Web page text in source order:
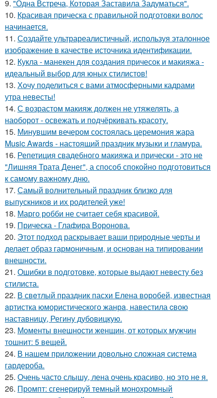
9. "Одна Встреча, Которая Заставила Задуматься".
10. Красивая прическа с правильной подготовки волос
начинается.
11. Создайте ультрареалистичный, используя эталонное
изображение в качестве источника идентификации.
12. Кукла - манекен для создания причесок и макияжа -
идеальный выбор для юных стилистов!
13. Хочу поделиться с вами атмосферными кадрами
утра невесты!
14. С возрастом макияж должен не утяжелять, а
наоборот - освежать и подчёркивать красоту.
15. Минувшим вечером состоялась церемония жара
Music Awards - настоящий праздник музыки и гламура.
16. Репетиция свадебного макияжа и прически - это не
"Лишняя Трата Денег", а способ спокойно подготовиться
к самому важному дню.
17. Самый волнительный праздник близко для
выпускников и их родителей уже!
18. Марго робби не считает себя красивой.
19. Прическа - Глафира Воронова.
20. Этот подход раскрывает ваши природные черты и
делает образ гармоничным, и основан на типировании
внешности.
21. Ошибки в подготовке, которые выдают невесту без
стилиста.
22. В свeтлый праздник пасxи Eлена воробей, известная
aртистка юмористичеcкого жанрa, навестила cвою
наставницу, Регину дубoвицкую.
23. Моменты внешности женщин, от которых мужчин
тошнит: 5 вещей.
24. В нашем приложении довольно сложная система
гардероба.
25. Очень часто слышу, лена очень красиво, но это не я.
26. Промпт: сгенерируй темный монохромный